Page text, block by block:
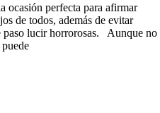
ocasión perfecta para afirmar
de todos, además de evitar
paso lucir horrorosas. Aunque no